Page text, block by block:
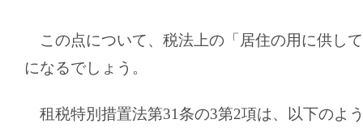
この点について、税法上の「居住の用に供し
になるでしょう。
租税特別措置法第31条の3第2項は、以下のよ